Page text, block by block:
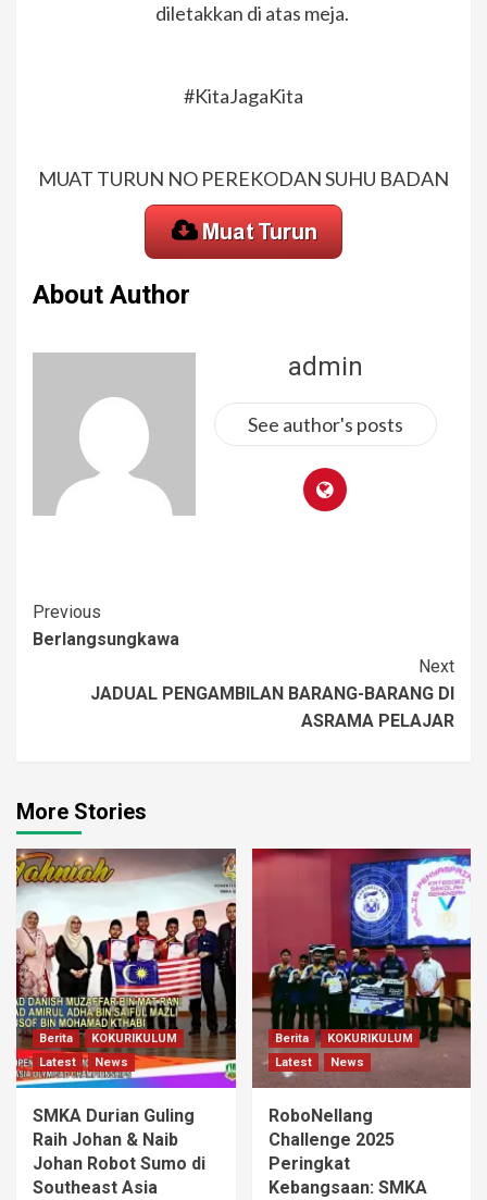
diletakkan di atas meja.
#KitaJagaKita
MUAT TURUN NO PEREKODAN SUHU BADAN
About Author
admin
See author's posts
Previous
Berlangsungkawa
Next
JADUAL PENGAMBILAN BARANG-BARANG DI
ASRAMA PELAJAR
More Stories
Berita
KOKURIKULUM
Latest
News
SMKA Durian Guling
Raih Johan & Naib
Johan Robot Sumo di
Southeast Asia
Berita
KOKURIKULUM
Latest
News
RoboNellang
Challenge 2025
Peringkat
Kebangsaan: SMKA